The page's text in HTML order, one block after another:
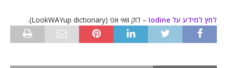
לחץ למידע על Iodine – לוק וואי אפ (LookWAYup dictionary).